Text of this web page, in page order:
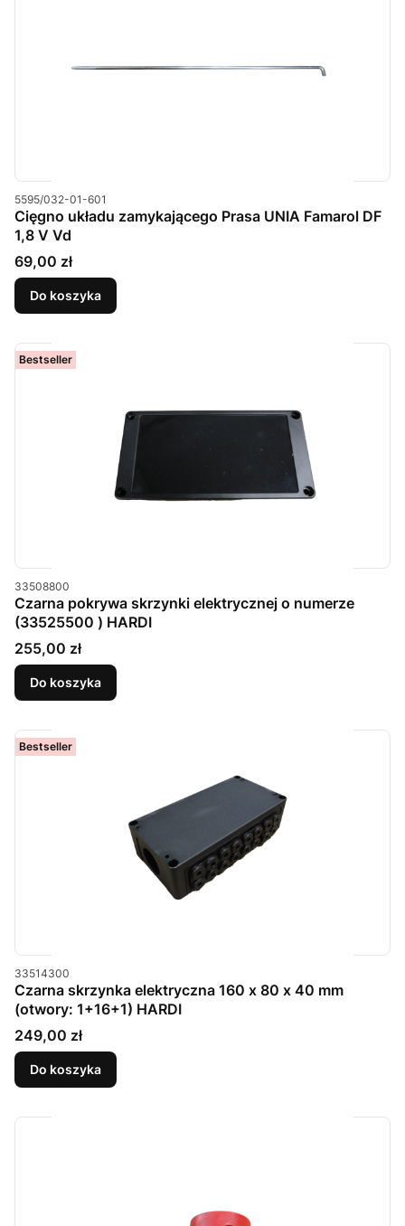
Kod produktu
5595/032-01-601
Cięgno układu zamykającego Prasa UNIA Famarol DF
1,8 V Vd
Cena
69,00 zł
Do koszyka
Bestseller
Kod produktu
33508800
Czarna pokrywa skrzynki elektrycznej o numerze
(33525500 ) HARDI
Cena
255,00 zł
Do koszyka
Bestseller
Kod produktu
33514300
Czarna skrzynka elektryczna 160 x 80 x 40 mm
(otwory: 1+16+1) HARDI
Cena
249,00 zł
Do koszyka